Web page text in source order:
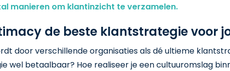
manieren om klantinzicht te verzamelen.
de beste klantstrategie voor
door verschillende organisaties als dé ultieme
wel betaalbaar? Hoe realiseer je een cultuuromslag